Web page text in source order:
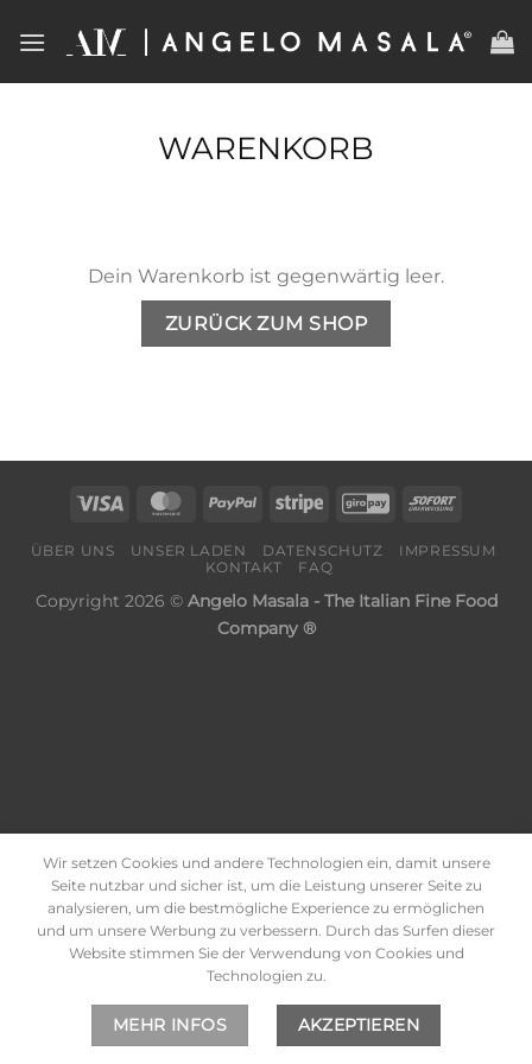
Inhalt
WARENKORB
Dein Warenkorb ist gegenwärtig leer.
ZURÜCK ZUM SHOP
ÜBER UNS UNSER LADEN DATENSCHUTZ
IMPRESSUM
KONTAKT
FAQ
Copyright 2026 © Angelo Masala - The Italian Fine Food
Company ®
Wir setzen Cookies und andere Technologien ein, damit unsere
Seite nutzbar und sicher ist, um die Leistung unserer Seite zu
analysieren, um die bestmögliche Experience zu ermöglichen
und um unsere Werbung zu verbessern. Durch das Surfen dieser
Website stimmen Sie der Verwendung von Cookies und
Technologien zu.
MEHR INFOS AKZEPTIEREN